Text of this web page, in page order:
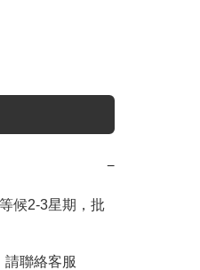
−
候2-3星期，批
聯絡客服